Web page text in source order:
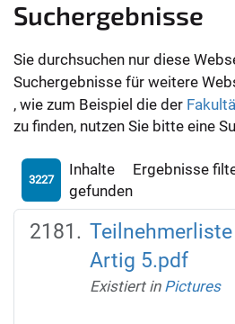
Suchergebnisse
Sie durchsuchen nur diese
Suchergebnisse für weitere
, wie zum Beispiel die der
zu finden, nutzen Sie bitte eine
3227
Inhalte
gefunden
Ergebnisse
Teilnehmerliste
Artig 5.pdf
Existiert in Pictures